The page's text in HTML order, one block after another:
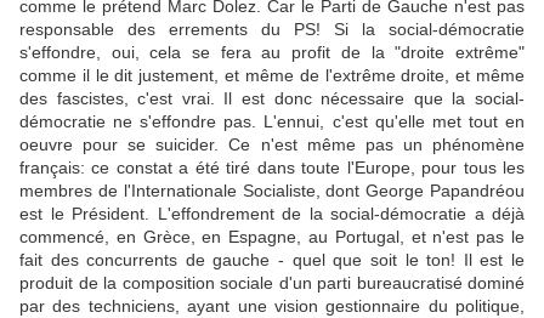
comme le prétend Marc Dolez. Car le Parti de Gauche n'est pas
responsable des errements du PS! Si la social-démocratie
s'effondre, oui, cela se fera au profit de la "droite extrême"
comme il le dit justement, et même de l'extrême droite, et même
des fascistes, c'est vrai. Il est donc nécessaire que la social-
démocratie ne s'effondre pas. L'ennui, c'est qu'elle met tout en
oeuvre pour se suicider. Ce n'est même pas un phénomène
français: ce constat a été tiré dans toute l'Europe, pour tous les
membres de l'Internationale Socialiste, dont George Papandréou
est le Président. L'effondrement de la social-démocratie a déjà
commencé, en Grèce, en Espagne, au Portugal, et n'est pas le
fait des concurrents de gauche - quel que soit le ton! Il est le
produit de la composition sociale d'un parti bureaucratisé dominé
par des techniciens, ayant une vision gestionnaire du politique,